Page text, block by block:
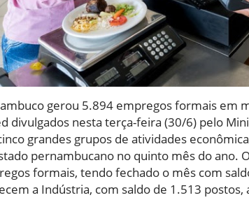
gerou 5.894 empregos formais em
divulgados nesta terça-feira (30/6) pelo
grandes grupos de atividades
pernambucano no quinto mês do ano.
formais, tendo fechado o mês com
a Indústria, com saldo de 1.513